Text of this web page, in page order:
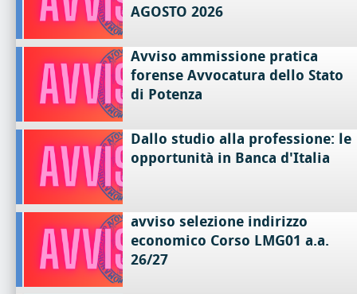
AGOSTO 2026
Avviso ammissione pratica
forense Avvocatura dello Stato
di Potenza
Dallo studio alla professione: le
opportunità in Banca d'Italia
avviso selezione indirizzo
economico Corso LMG01 a.a.
26/27